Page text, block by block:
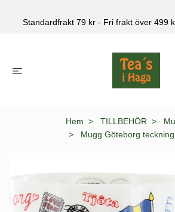
Standardfrakt 79 kr - Fri frakt över 499
Hem TILLBEHÖR
Mugg Göteborg